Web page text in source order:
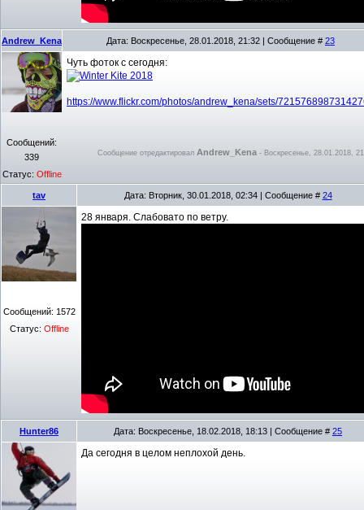
Andrew_Kena Дата: Воскресенье, 28.01.2018, 21:32 | Сообщение # 23
Сообщений:
339
Статус: Offline
Чуть фоток с сегодня:
https://www.flickr.com/photos/andrew_kena/sets/
Сообщение отредактировал Andrew_Kena - Воскресенье, 28.01.2018,
tav Дата: Вторник, 30.01.2018, 02:34 | Сообщение # 24
Сообщений: 1572
Статус: Offline
28 января. Слабовато по ветру.
Hunter86 Дата: Воскресенье, 18.02.2018, 18:13 | Сообщение # 25
Да сегодня в целом неплохой день.